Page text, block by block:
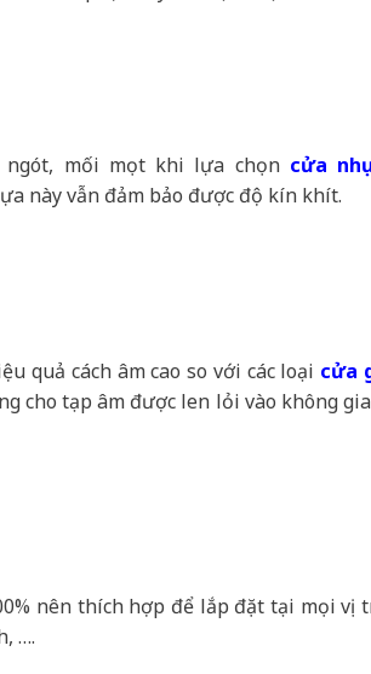
ngót, mối mọt khi lựa chọn cửa
này vẫn đảm bảo được độ kín khít.
quả cách âm cao so với các loại cửa
cho tạp âm được len lỏi vào không
nên thích hợp để lắp đặt tại mọi vị
….